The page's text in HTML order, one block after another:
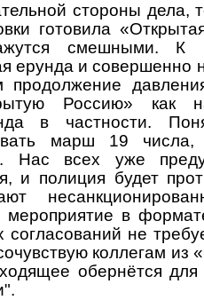
стороны дела,
готовила
смешными.
ерунда и совершенно
Россию» как
в частности.
марш 19
Нас всех уже
и полиция будет
мероприятие в
согласований не
коллегам из
обернётся